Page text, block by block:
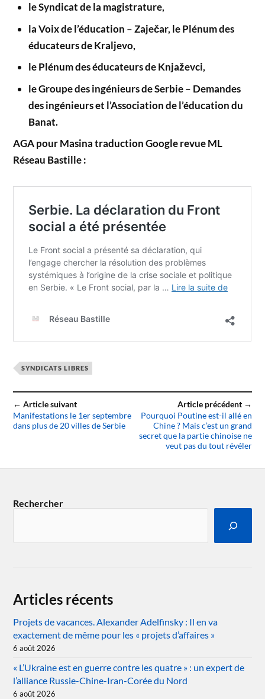
le Syndicat de la magistrature,
la Voix de l’éducation – Zaječar, le Plénum des
éducateurs de Kraljevo,
le Plénum des éducateurs de Knjaževci,
le Groupe des ingénieurs de Serbie – Demandes
des ingénieurs et l’Association de l’éducation du
Banat.
AGA pour Masina traduction Google revue ML
Réseau Bastille :
SYNDICATS LIBRES
← Article suivant
Manifestations le 1er septembre
dans plus de 20 villes de Serbie
Article précédent →
Pourquoi Poutine est-il allé en
Chine ? Mais c’est un grand
secret que la partie chinoise ne
veut pas du tout révéler
Rechercher
Articles récents
Projets de vacances. Alexander Adelfinsky : Il en va
exactement de même pour les « projets d’affaires »
6 août 2026
« L’Ukraine est en guerre contre les quatre » : un expert de
l’alliance Russie-Chine-Iran-Corée du Nord
6 août 2026